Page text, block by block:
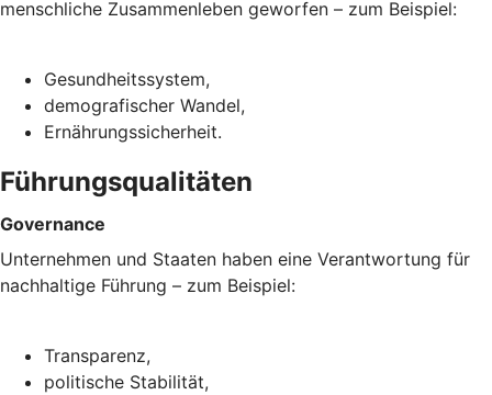
menschliche Zusammenleben geworfen – zum Beispiel:
Gesundheitssystem,
demografischer Wandel,
Ernährungssicherheit.
Führungsqualitäten
Governance
Unternehmen und Staaten haben eine Verantwortung für
nachhaltige Führung – zum Beispiel:
Transparenz,
politische Stabilität,